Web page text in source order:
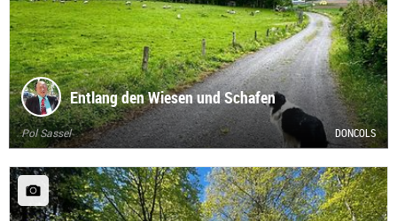
Entlang den Wiesen und Schafen
Pol Sassel DONCOLS